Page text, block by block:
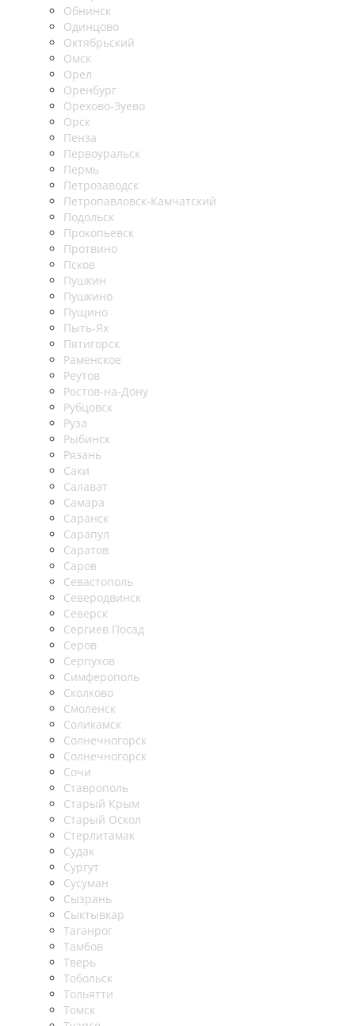
Обнинск
Одинцово
Октябрьский
Омск
Орел
Оренбург
Орехово-Зуево
Орск
Пенза
Первоуральск
Пермь
Петрозаводск
Петропавловск-Камчатский
Подольск
Прокопьевск
Протвино
Псков
Пушкин
Пушкино
Пущино
Пыть-Ях
Пятигорск
Раменское
Реутов
Ростов-на-Дону
Рубцовск
Руза
Рыбинск
Рязань
Саки
Салават
Самара
Саранск
Сарапул
Саратов
Саров
Севастополь
Северодвинск
Северск
Сергиев Посад
Серов
Серпухов
Симферополь
Сколково
Смоленск
Соликамск
Солнечногорск
Солнечногорск
Сочи
Ставрополь
Старый Крым
Старый Оскол
Стерлитамак
Судак
Сургут
Сусуман
Сызрань
Сыктывкар
Таганрог
Тамбов
Тверь
Тобольск
Тольятти
Томск